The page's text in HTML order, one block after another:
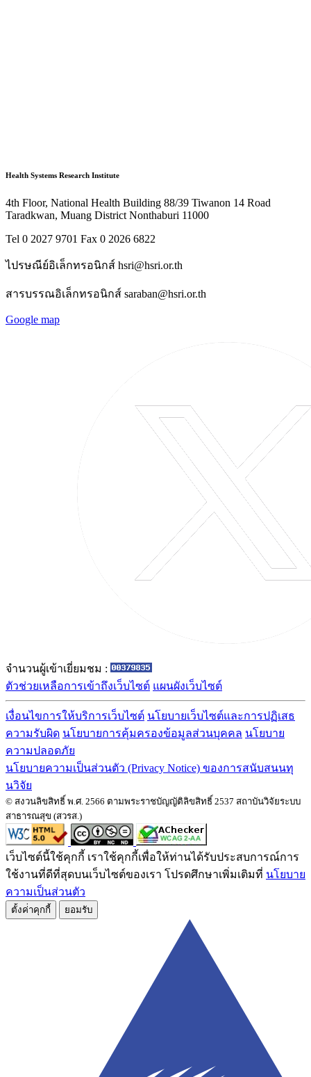
Health Systems Research Institute
4th Floor, National Health Building 88/39 Tiwanon 14 Road
Taradkwan, Muang District Nonthaburi 11000
Tel 0 2027 9701 Fax 0 2026 6822
ไปรษณีย์อิเล็กทรอนิกส์ hsri@hsri.or.th
สารบรรณอิเล็กทรอนิกส์ saraban@hsri.or.th
Google map
จำนวนผู้เข้าเยี่ยมชม :
ตัวช่วยเหลือการเข้าถึงเว็บไซต์ แผนผังเว็บไซต์
เงื่อนไขการให้บริการเว็บไซต์ นโยบายเว็บไซต์และการปฏิเสธ
ความรับผิด นโยบายการคุ้มครองข้อมูลส่วนบุคคล นโยบาย
ความปลอดภัย
นโยบายความเป็นส่วนตัว (Privacy Notice) ของการสนับสนนทุ
นวิจัย
© สงวนลิขสิทธิ์ พ.ศ. 2566 ตามพระราชบัญญัติลิขสิทธิ์ 2537 สถาบันวิจัยระบบ
สาธารณสุข (สวรส.)
เว็บไซต์นี้ใช้คุกกี้ เราใช้คุกกี้เพื่อให้ท่านได้รับประสบการณ์การ
ใช้งานที่ดีที่สุดบนเว็บไซต์ของเรา โปรดศึกษาเพิ่มเติมที่ นโยบาย
ความเป็นส่วนตัว
ตั้งค่่าคุกกี้ ยอมรับ